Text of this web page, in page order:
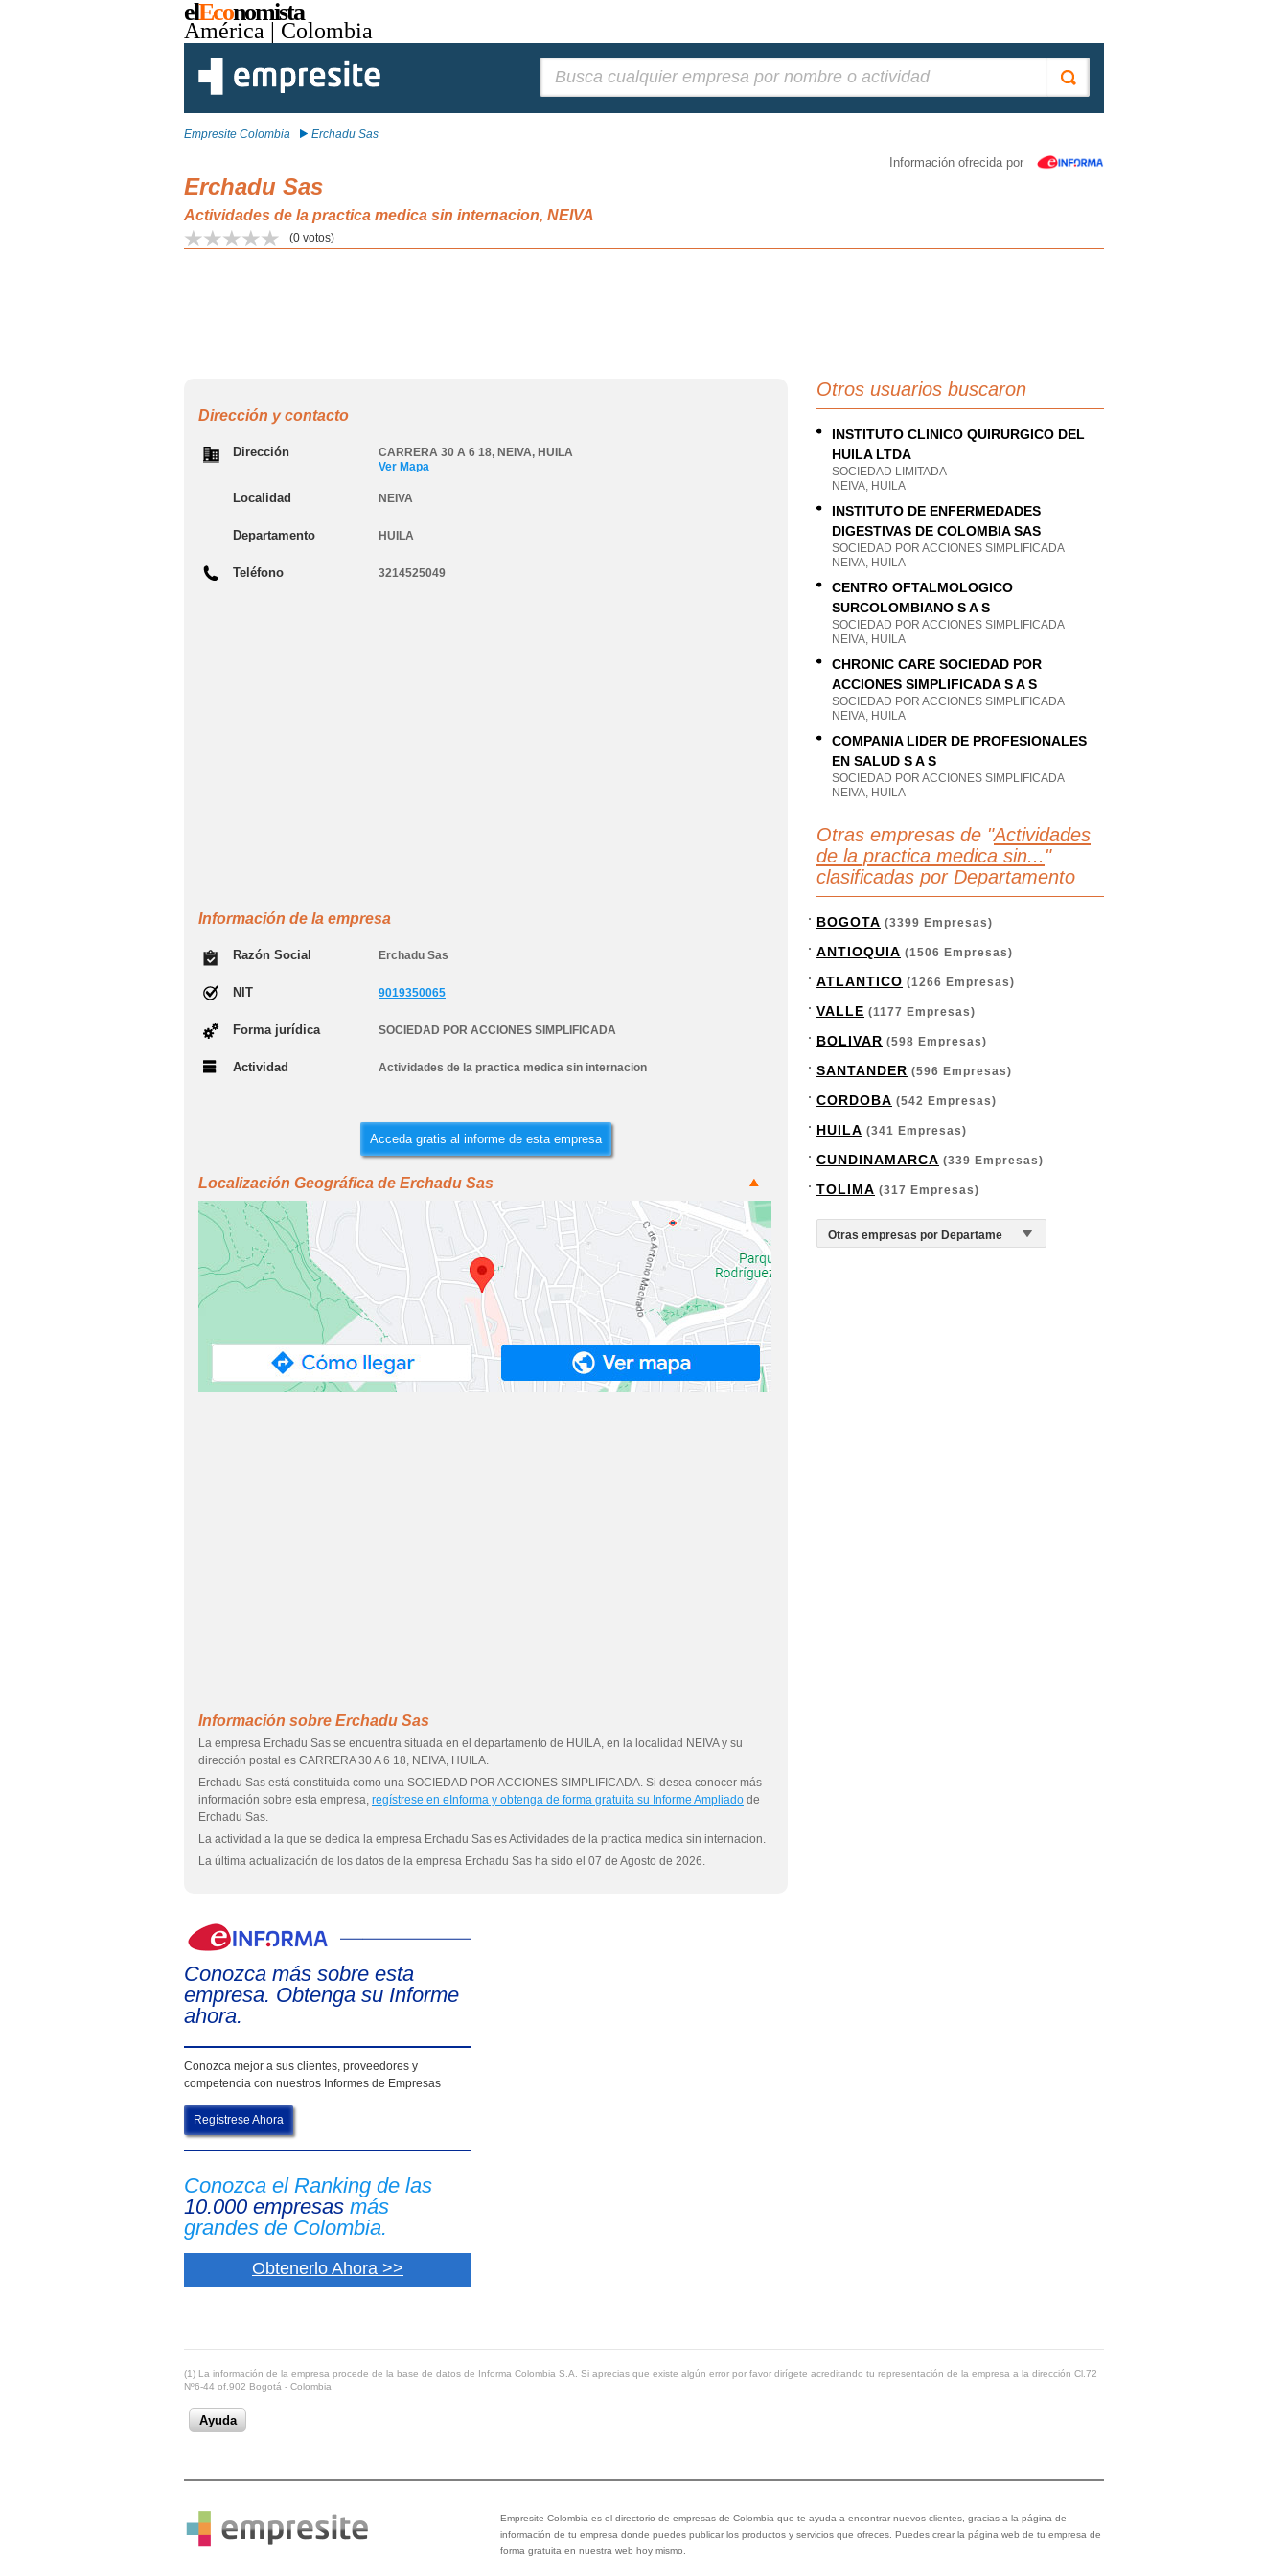
elEconomista
América | Colombia
Empresite Colombia Erchadu Sas
Información ofrecida por
Erchadu Sas
Actividades de la practica medica sin internacion, NEIVA
(0 votos)
Dirección y contacto
Dirección CARRERA 30 A 6 18, NEIVA, HUILA
Ver Mapa
Localidad NEIVA
Departamento HUILA
Teléfono 3214525049
Información de la empresa
Razón Social Erchadu Sas
NIT 9019350065
Forma jurídica SOCIEDAD POR ACCIONES SIMPLIFICADA
Actividad Actividades de la practica medica sin internacion
Acceda gratis al informe de esta empresa
Localización Geográfica de Erchadu Sas
Información sobre Erchadu Sas
La empresa Erchadu Sas se encuentra situada en el departamento de HUILA, en la localidad NEIVA y su
dirección postal es CARRERA 30 A 6 18, NEIVA, HUILA.
Erchadu Sas está constituida como una SOCIEDAD POR ACCIONES SIMPLIFICADA. Si desea conocer más
información sobre esta empresa, regístrese en eInforma y obtenga de forma gratuita su Informe Ampliado de
Erchadu Sas.
La actividad a la que se dedica la empresa Erchadu Sas es Actividades de la practica medica sin internacion.
La última actualización de los datos de la empresa Erchadu Sas ha sido el 07 de Agosto de 2026.
Conozca más sobre esta
empresa. Obtenga su Informe
ahora.
Conozca mejor a sus clientes, proveedores y
competencia con nuestros Informes de Empresas
Regístrese Ahora
Conozca el Ranking de las
10.000 empresas más
grandes de Colombia.
Obtenerlo Ahora >>
Otros usuarios buscaron
INSTITUTO CLINICO QUIRURGICO DEL
HUILA LTDA
SOCIEDAD LIMITADA
NEIVA, HUILA
INSTITUTO DE ENFERMEDADES
DIGESTIVAS DE COLOMBIA SAS
SOCIEDAD POR ACCIONES SIMPLIFICADA
NEIVA, HUILA
CENTRO OFTALMOLOGICO
SURCOLOMBIANO S A S
SOCIEDAD POR ACCIONES SIMPLIFICADA
NEIVA, HUILA
CHRONIC CARE SOCIEDAD POR
ACCIONES SIMPLIFICADA S A S
SOCIEDAD POR ACCIONES SIMPLIFICADA
NEIVA, HUILA
COMPANIA LIDER DE PROFESIONALES
EN SALUD S A S
SOCIEDAD POR ACCIONES SIMPLIFICADA
NEIVA, HUILA
Otras empresas de "Actividades
de la practica medica sin... "
clasificadas por Departamento
BOGOTA (3399 Empresas)
ANTIOQUIA (1506 Empresas)
ATLANTICO (1266 Empresas)
VALLE (1177 Empresas)
BOLIVAR (598 Empresas)
SANTANDER (596 Empresas)
CORDOBA (542 Empresas)
HUILA (341 Empresas)
CUNDINAMARCA (339 Empresas)
TOLIMA (317 Empresas)
(1) La información de la empresa procede de la base de datos de Informa Colombia S.A. Si aprecias que existe algún error por favor dirígete acreditando tu representación de la empresa a la dirección Cl.72
Nº6-44 of.902 Bogotá - Colombia
Ayuda
Empresite Colombia es el directorio de empresas de Colombia que te ayuda a encontrar nuevos clientes, gracias a la página de
información de tu empresa donde puedes publicar los productos y servicios que ofreces. Puedes crear la página web de tu empresa de
forma gratuita en nuestra web hoy mismo.